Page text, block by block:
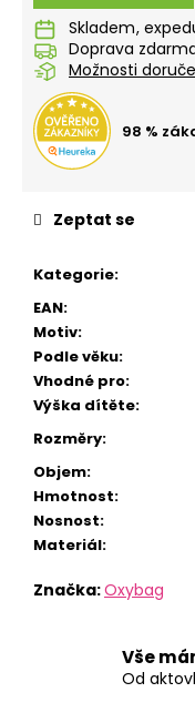
Skladem
Doprava
Možnosti
98 %
Kategorie:
EAN:
Motiv:
Podle věku:
Vhodné pro:
Výška dítěte:
Rozměry:
Objem:
Hmotnost:
Nosnost:
Materiál:
Značka:Oxybag
Zeptat se
Vše
Od
u
e
m
e
NA
SVAČINU
PŘIHRÁDKOU
PLAYWORLD
PIXEL
139
Kč